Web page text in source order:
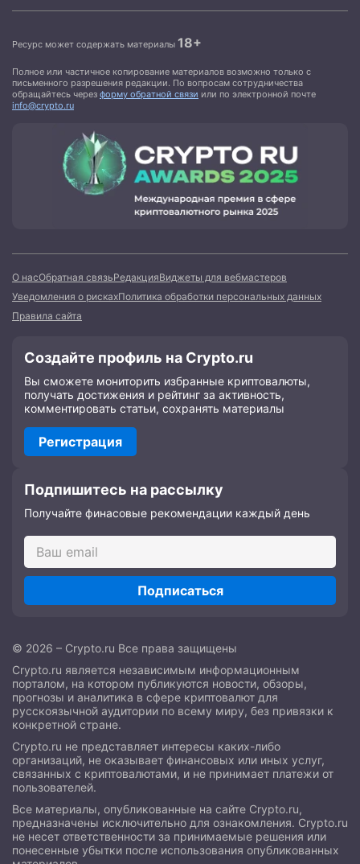
Ресурс может содержать материалы 18+
Полное или частичное копирование материалов возможно только с
письменного разрешения редакции. По вопросам сотрудничества
обращайтесь через форму обратной связи или по электронной почте
info@crypto.ru
О насОбратная связьРедакцияВиджеты для вебмастеров
Уведомления о рискахПолитика обработки персональных данных
Правила сайта
Создайте профиль на Crypto.ru
Вы сможете мониторить избранные криптовалюты,
получать достижения и рейтинг за активность,
комментировать статьи, сохранять материалы
Регистрация
Подпишитесь на рассылку
Получайте финасовые рекомендации каждый день
Подписаться
© 2026 – Crypto.ru Все права защищены
Crypto.ru является независимым информационным
порталом, на котором публикуются новости, обзоры,
прогнозы и аналитика в сфере криптовалют для
русскоязычной аудитории по всему миру, без привязки к
конкретной стране.
Crypto.ru не представляет интересы каких-либо
организаций, не оказывает финансовых или иных услуг,
связанных с криптовалютами, и не принимает платежи от
пользователей.
Все материалы, опубликованные на сайте Crypto.ru,
предназначены исключительно для ознакомления. Crypto.ru
не несет ответственности за принимаемые решения или
понесенные убытки после использования опубликованных